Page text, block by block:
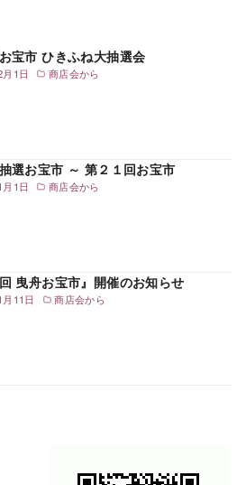
1日 商店会から
宝市 ひきふね大抽選会
1日 商店会から
選お宝市 ～ 第２１回お宝市
11日 商店会から
回 曳舟お宝市』開催のお知らせ